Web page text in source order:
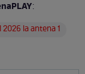
:
la antena 1